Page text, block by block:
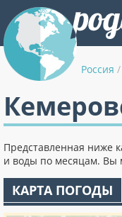
Россия /
Представленная ниже
и воды по месяцам. Вы
КАРТА ПОГОДЫ